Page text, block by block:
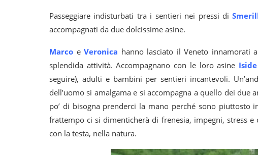
Passeggiare indisturbati tra i sentieri nei pressi di
accompagnati da due dolcissime asine.
Marco eVeronica hanno lasciato il Veneto innamorati
splendida attività. Accompagnano con le loro asine Iside
seguire), adulti e bambini per sentieri incantevoli.
dell’uomo si amalgama e si accompagna a quello dei
po’ di bisogna prenderci la mano perché sono piuttosto
frattempo ci si dimenticherà di frenesia, impegni, stress
con la testa, nella natura.